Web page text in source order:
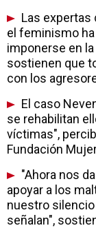
Las expertas
el feminismo
imponerse en
sostienen que
con los
El caso
se rehabilitan
víctimas",
Fundación
"Ahora nos
apoyar a los
nuestro
señalan",